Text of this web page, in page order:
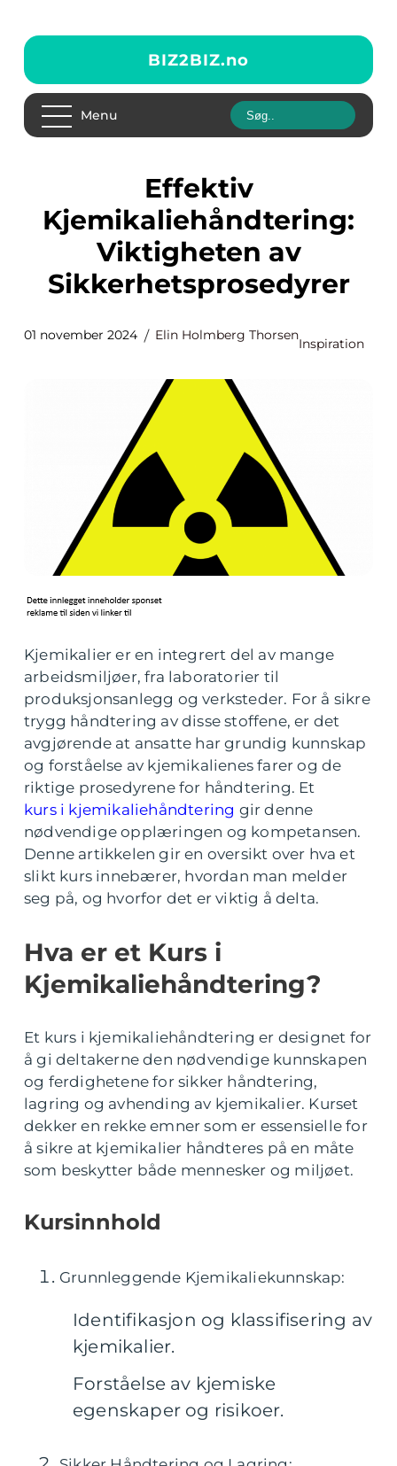
BIZ2BIZ.no
Menu
Effektiv
Kjemikaliehåndtering:
Viktigheten av
Sikkerhetsprosedyrer
01 november 2024 Elin Holmberg Thorsen
Inspiration
Kjemikalier er en integrert del av mange
arbeidsmiljøer, fra laboratorier til
produksjonsanlegg og verksteder. For å sikre
trygg håndtering av disse stoffene, er det
avgjørende at ansatte har grundig kunnskap
og forståelse av kjemikalienes farer og de
riktige prosedyrene for håndtering. Et
kurs i kjemikaliehåndtering gir denne
nødvendige opplæringen og kompetansen.
Denne artikkelen gir en oversikt over hva et
slikt kurs innebærer, hvordan man melder
seg på, og hvorfor det er viktig å delta.
Hva er et Kurs i
Kjemikaliehåndtering?
Et kurs i kjemikaliehåndtering er designet for
å gi deltakerne den nødvendige kunnskapen
og ferdighetene for sikker håndtering,
lagring og avhending av kjemikalier. Kurset
dekker en rekke emner som er essensielle for
å sikre at kjemikalier håndteres på en måte
som beskytter både mennesker og miljøet.
Kursinnhold
Grunnleggende Kjemikaliekunnskap:
Identifikasjon og klassifisering av
kjemikalier.
Forståelse av kjemiske
egenskaper og risikoer.